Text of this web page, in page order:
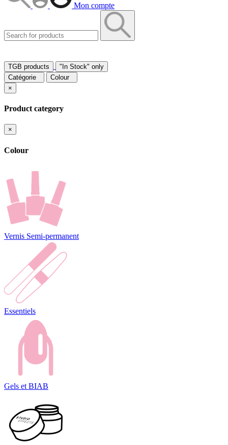
Mon compte
TGB products
"In Stock" only
Catégorie
Colour
×
Product category
×
Colour
Vernis Semi-permanent
Essentiels
Gels et BIAB